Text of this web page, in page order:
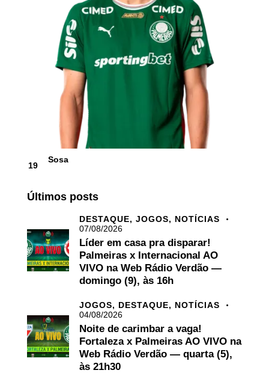
19
Sosa
Últimos posts
DESTAQUE, JOGOS, NOTÍCIAS
07/08/2026
Líder em casa pra disparar!
Palmeiras x Internacional AO
VIVO na Web Rádio Verdão —
domingo (9), às 16h
JOGOS, DESTAQUE, NOTÍCIAS
04/08/2026
Noite de carimbar a vaga!
Fortaleza x Palmeiras AO VIVO na
Web Rádio Verdão — quarta (5),
às 21h30